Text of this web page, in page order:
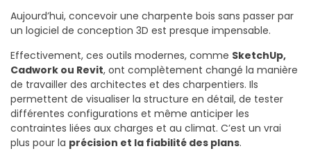
Aujourd’hui, concevoir une charpente bois sans passer par
un logiciel de conception 3D est presque impensable.
Effectivement, ces outils modernes, comme SketchUp,
Cadwork ou Revit, ont complètement changé la manière
de travailler des architectes et des charpentiers. Ils
permettent de visualiser la structure en détail, de tester
différentes configurations et même anticiper les
contraintes liées aux charges et au climat. C’est un vrai
plus pour la précision et la fiabilité des plans.